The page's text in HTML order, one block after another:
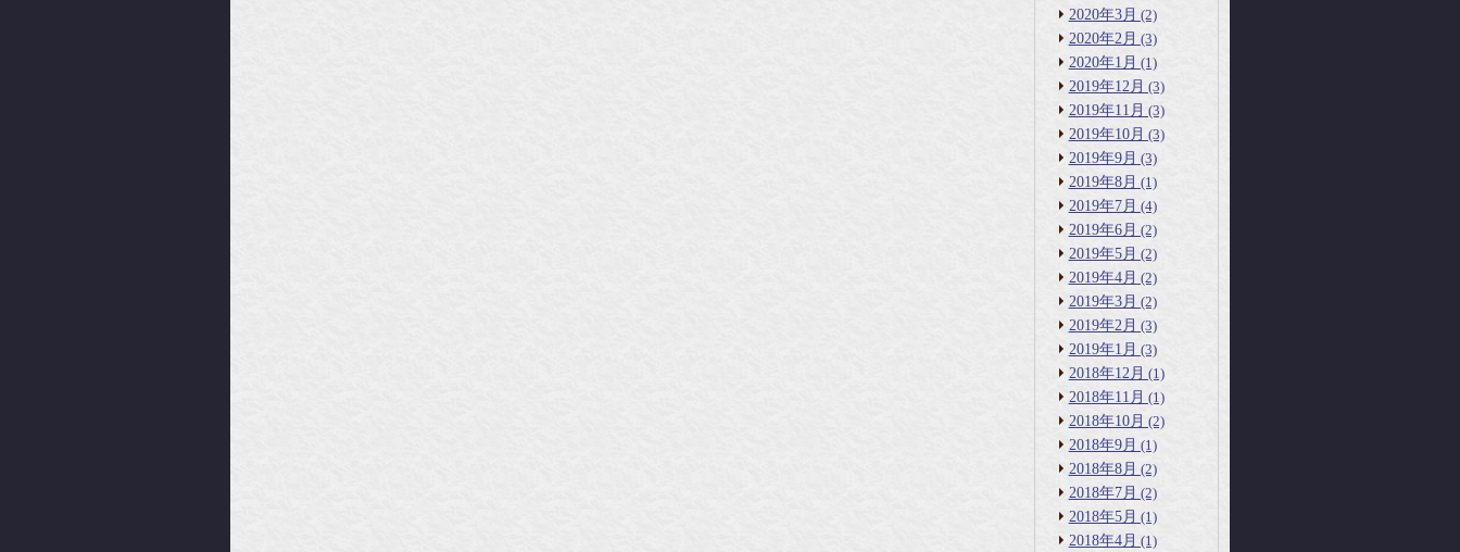
2020年3月 (2)
2020年2月 (3)
2020年1月 (1)
2019年12月 (3)
2019年11月 (3)
2019年10月 (3)
2019年9月 (3)
2019年8月 (1)
2019年7月 (4)
2019年6月 (2)
2019年5月 (2)
2019年4月 (2)
2019年3月 (2)
2019年2月 (3)
2019年1月 (3)
2018年12月 (1)
2018年11月 (1)
2018年10月 (2)
2018年9月 (1)
2018年8月 (2)
2018年7月 (2)
2018年5月 (1)
2018年4月 (1)